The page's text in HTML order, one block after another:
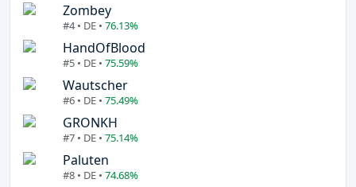
Zombey
#4 • DE • 76.13%
HandOfBlood
#5 • DE • 75.59%
Wautscher
#6 • DE • 75.49%
GRONKH
#7 • DE • 75.14%
Paluten
#8 • DE • 74.68%